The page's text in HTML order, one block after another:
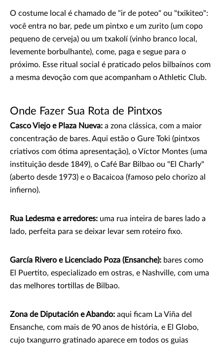
O costume local é chamado de "ir de poteo" ou "txikiteo":
você entra no bar, pede um pintxo e um zurito (um copo
pequeno de cerveja) ou um txakolí (vinho branco local,
levemente borbulhante), come, paga e segue para o
próximo. Esse ritual social é praticado pelos bilbaínos com
a mesma devoção com que acompanham o Athletic Club.
Onde Fazer Sua Rota de Pintxos
Casco Viejo e Plaza Nueva: a zona clássica, com a maior
concentração de bares. Aqui estão o Gure Toki (pintxos
criativos com ótima apresentação), o Víctor Montes (uma
instituição desde 1849), o Café Bar Bilbao ou "El Charly"
(aberto desde 1973) e o Bacaicoa (famoso pelo chorizo al
infierno).
Rua Ledesma e arredores: uma rua inteira de bares lado a
lado, perfeita para se deixar levar sem roteiro fixo.
García Rivero e Licenciado Poza (Ensanche): bares como
El Puertito, especializado em ostras, e Nashville, com uma
das melhores tortillas de Bilbao.
Zona de Diputación e Abando: aqui ficam La Viña del
Ensanche, com mais de 90 anos de história, e El Globo,
cujo txangurro gratinado aparece em todos os guias